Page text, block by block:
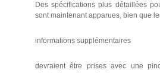
Des spécifications plus détaillées
sont maintenant apparues, bien que
informations supplémentaires
devraient être prises avec une